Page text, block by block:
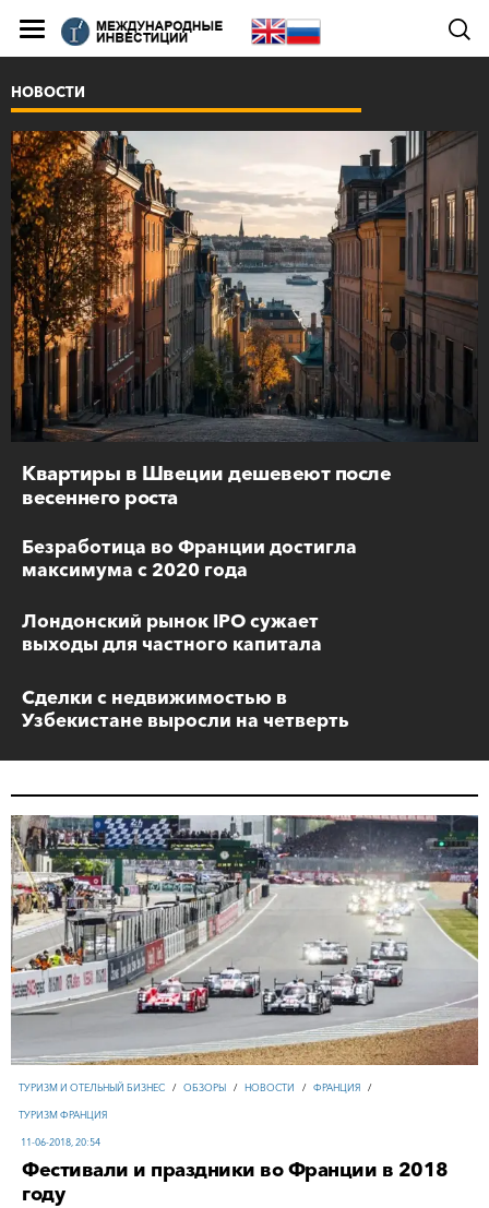
Квартиры в Швеции дешевеют после
весеннего роста
НОВОСТИ
Безработица во Франции достигла
максимума с 2020 года
Лондонский рынок IPO сужает
выходы для частного капитала
Сделки с недвижимостью в
Узбекистане выросли на четверть
ТУРИЗМ И ОТЕЛЬНЫЙ БИЗНЕС / ОБЗОРЫ / НОВОСТИ / ФРАНЦИЯ /
ТУРИЗМ ФРАНЦИЯ
11-06-2018, 20:54
Фестивали и праздники во Франции в 2018
году